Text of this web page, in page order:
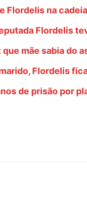
Flordelis na
Flordelis
mãe sabia do
Flordelis
de prisão por